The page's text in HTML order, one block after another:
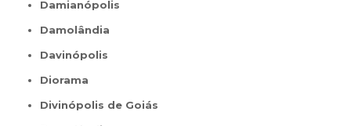
Damianópolis
Damolândia
Davinópolis
Diorama
Divinópolis de Goiás